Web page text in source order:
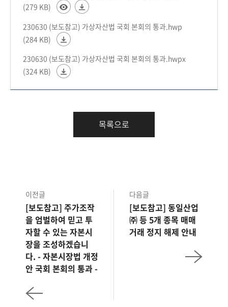
(279 KB)
230630 (보도참고) 가상자산법 국회 본회의 통과.hwp
(284 KB)
230630 (보도참고) 가상자산법 국회 본회의 통과.hwpx
(324 KB)
목록으로
이전글
[보도참고] 주가조작
을 엄벌하여 믿고 투
자할 수 있는 자본시
장을 조성하겠습니
다. - 자본시장법 개정
안 국회 본회의 통과 -
다음글
[보도참고] 동일산업
㈜ 등 5개 종목 매매
거래 정지 해제 안내